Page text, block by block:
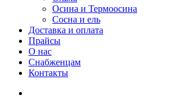
Осина и Термоосина
Сосна и ель
Доставка и оплата
Прайсы
О нас
Снабженцам
Контакты